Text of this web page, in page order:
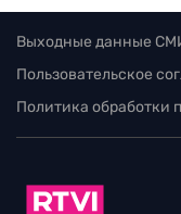
Выходные данные
Пользовательское
Политика обработки